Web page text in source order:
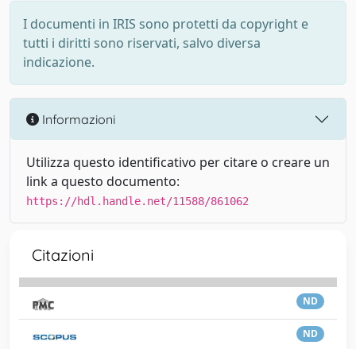
I documenti in IRIS sono protetti da copyright e
tutti i diritti sono riservati, salvo diversa
indicazione.
Informazioni
Utilizza questo identificativo per citare o creare un
link a questo documento:
https://hdl.handle.net/11588/861062
Citazioni
ND
ND